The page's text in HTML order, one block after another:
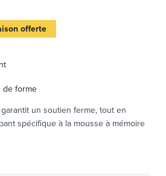
offerte
de forme
un soutien ferme, tout en
spécifique à la mousse à mémoire